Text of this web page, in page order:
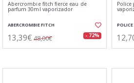
Abercrombie fitch fierce eau de
parfum 30ml vaporizador
ABERCROMBIE FITCH
13,39€ 48,00€ - 72%
Police
POLICE